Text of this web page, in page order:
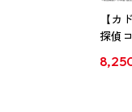
【カ
探偵
クリ